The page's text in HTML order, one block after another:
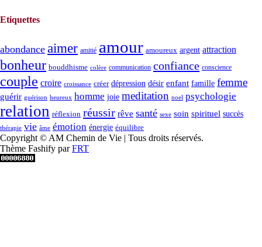
Etiquettes
abondance aimer amitié amour amoureux argent attraction
bonheur bouddhisme colère communication confiance conscience
couple croire croissance créer dépression désir enfant famille femme
guérir guérison heureux homme joie meditation noel psychologie
relation réflexion réussir rêve santé sexe soin spirituel succès
thérapie vie âme émotion énergie équilibre
Copyright © AM Chemin de Vie | Tous droits réservés.
Thème Fashify parFRT